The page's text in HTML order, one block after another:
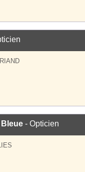
- Opticien